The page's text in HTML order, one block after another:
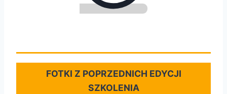
FOTKI Z POPRZEDNICH EDYCJI
SZKOLENIA